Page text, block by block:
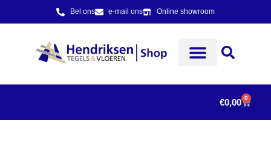
Bel ons e-mail ons Online showroom
€0,00 0